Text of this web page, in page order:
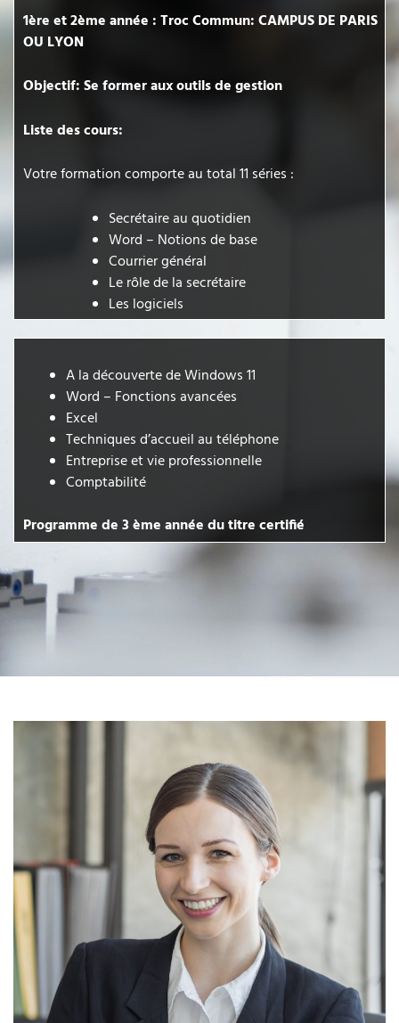
1ère et 2ème année : Troc Commun: CAMPUS DE PARIS
OU LYON
Objectif: Se former aux outils de gestion
Liste des cours:
Votre formation comporte au total 11 séries :
Secrétaire au quotidien
Word – Notions de base
Courrier général
Le rôle de la secrétaire
Les logiciels
A la découverte de Windows 11
Word – Fonctions avancées
Excel
Techniques d’accueil au téléphone
Entreprise et vie professionnelle
Comptabilité
Programme de 3 ème année du titre certifié